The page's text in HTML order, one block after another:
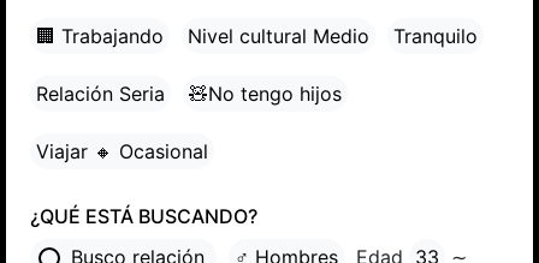
🏢 Trabajando Nivel cultural Medio Tranquilo
Relación Seria 🧸No tengo hijos
Viajar 🔸 Ocasional
¿QUÉ ESTÁ BUSCANDO?
Busco relación
♂ Hombres Edad 33 ∼